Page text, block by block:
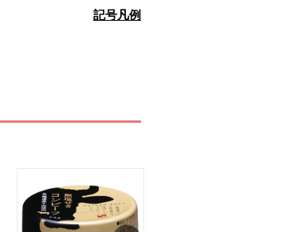
記号凡例